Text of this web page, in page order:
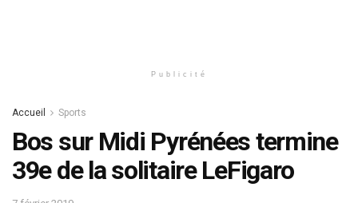
Publicité
Accueil Sports
Bos sur Midi Pyrénées termine
39e de la solitaire LeFigaro